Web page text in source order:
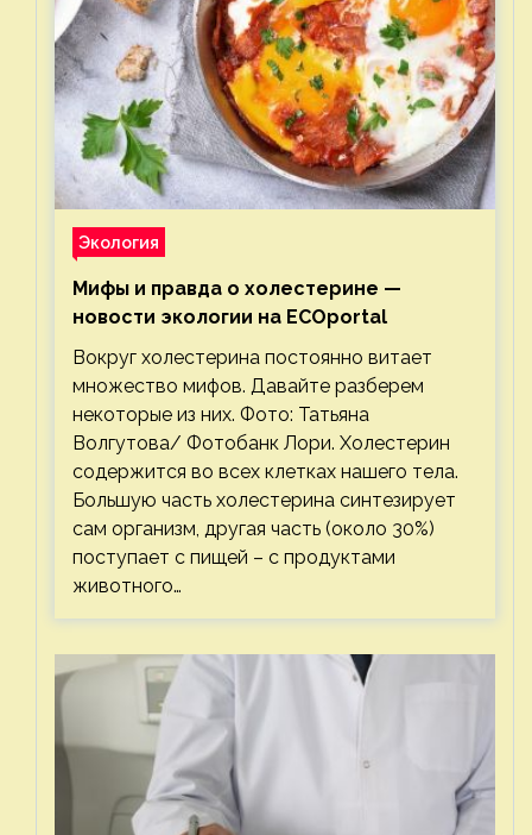
Экология
Мифы и правда о холестерине —
новости экологии на ECOportal
Вокруг холестерина постоянно витает
множество мифов. Давайте разберем
некоторые из них. Фото: Татьяна
Волгутова/ Фотобанк Лори. Холестерин
содержится во всех клетках нашего тела.
Большую часть холестерина синтезирует
сам организм, другая часть (около 30%)
поступает с пищей – с продуктами
животного…